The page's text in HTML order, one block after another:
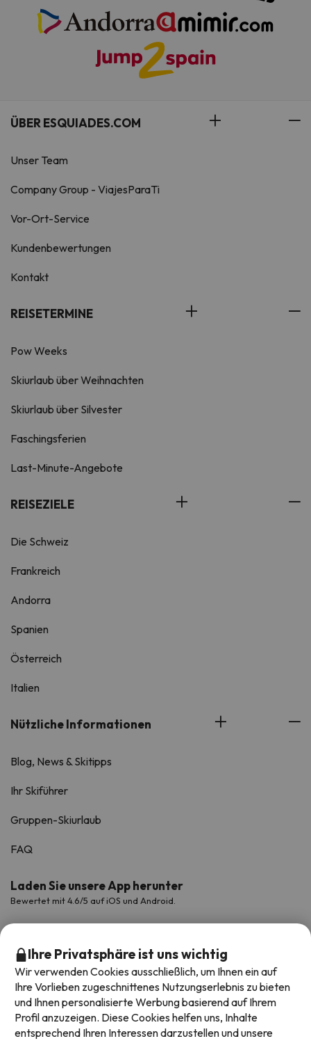
ÜBER ESQUIADES.COM
Unser Team
Company Group - ViajesParaTi
Vor-Ort-Service
Kundenbewertungen
Kontakt
REISETERMINE
Pow Weeks
Skiurlaub über Weihnachten
Skiurlaub über Silvester
Faschingsferien
Last-Minute-Angebote
REISEZIELE
Die Schweiz
Frankreich
Andorra
Spanien
Österreich
Italien
Nützliche Informationen
Blog, News & Skitipps
Ihr Skiführer
Gruppen-Skiurlaub
FAQ
Laden Sie unsere App herunter
Bewertet mit 4.6/5 auf iOS und Android.
Ihre Privatsphäre ist uns wichtig
Wir verwenden Cookies ausschließlich, um Ihnen ein auf
Ihre Vorlieben zugeschnittenes Nutzungserlebnis zu bieten
und Ihnen personalisierte Werbung basierend auf Ihrem
Profil anzuzeigen. Diese Cookies helfen uns, Inhalte
entsprechend Ihren Interessen darzustellen und unsere